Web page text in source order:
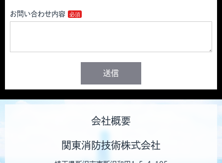
お問い合わせ内容
送信
会社概要
関東消防技術株式会社